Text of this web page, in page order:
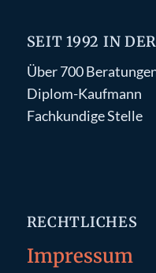
SEIT 1992 IN
Über 700
Diplom-Kaufmann
Fachkundige Stelle
RECHTLICHES
Impressum